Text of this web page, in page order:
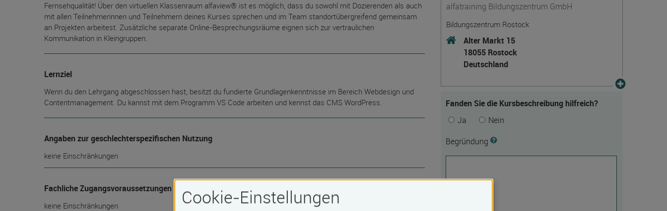
Fernsehqualität! Über den virtuellen Klassenraum alfaview® ist es möglich, dass du sowohl mit Dozierenden als auch
mit allen Teilnehmerinnen und Teilnehmern deines Kurses sprechen und im Team standortübergreifend gemeinsam
an Projekten arbeitest. Zusätzliche separate Online-Besprechungsräume eignen sich zur vertraulichen
Kommunikation in Kleingruppen.
Lernziel
Wenn du den Lehrgang abgeschlossen hast, besitzt du fundierte Grundlagenkenntnisse im Bereich Webdesign und
Contentmanagement. Du kannst mit dem Programm VS Code arbeiten und kennst das CMS WordPress.
Angaben zur geschlechterspezifischen Nutzung
keine Einschränkungen
Fachliche Zugangsvoraussetzungen
keine Einschränkungen
alfatraining Bildungszentrum GmbH
Bildungszentrum Rostock
Alter Markt 15
18055 Rostock
Deutschland
Fanden Sie die Kursbeschreibung hilfreich?
Ja
Nein
Begründung
Cookie-Einstellungen